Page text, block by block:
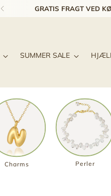
GRATIS FRAGT VED
SUMMER SALE
Charms
Perler